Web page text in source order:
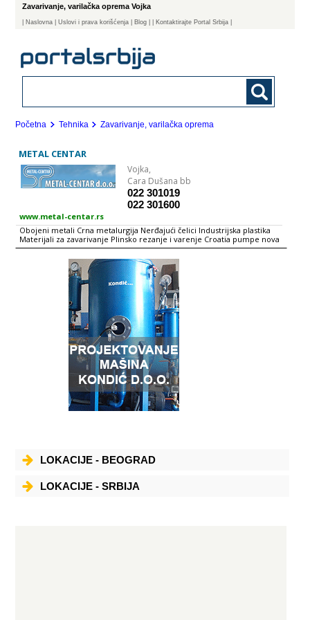
Zavarivanje, varilačka oprema Vojka
Naslovna | Uslovi i prava korišćenja Blog | Kontaktirajte Portal Srbija |
Početna Tehnika Zavarivanje, varilačka oprema
METAL CENTAR
Vojka,
Cara Dušana bb
022 301019
022 301600
www.metal-centar.rs
Obojeni metali Crna metalurgija Nerđajući čelici Industrijska plastika
Materijali za zavarivanje Plinsko rezanje i varenje Croatia pumpe nova
Klizni ležajevi Dizalice i brodska oprema Remont alatnih mašina Rezni
alati Program novoformirane organizacije bio je prodaja i plasman
repromaterijala iz oblasti crne i obojene metalurgije, elektroda i
opreme za zavarivanje, ručnog alata, ležajeva i dr., jer je uzet u obzir
razvoj zanatstva ovog kraja i time potrebe za vrstom robe koju nudi
„METAL-CENTAR“ d.o.o. DELATNOST METAL-CENTAR d.o.o. u svom
prodajnom programu se specijalizovao pre svega za: - Obojene
metale - Crnu metalurgiju - Nerđajuće čelike - Industrijsku plastiku -
Opremu za zavarivanje i plinsko rezanje… - Pored trgovine
navedenom robom preduzeće je registrovano za remont alatnih
LOKACIJE - BEOGRAD
LOKACIJE - SRBIJA